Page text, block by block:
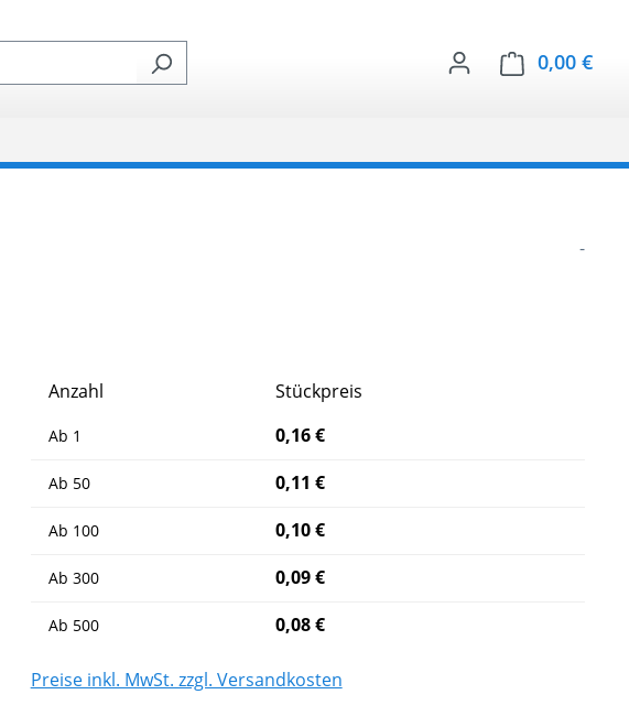
0,00 €
-
Anzahl Stückpreis
Ab 1 0,16 €
Ab 50 0,11 €
Ab 100 0,10 €
Ab 300 0,09 €
Ab 500 0,08 €
Preise inkl. MwSt. zzgl. Versandkosten